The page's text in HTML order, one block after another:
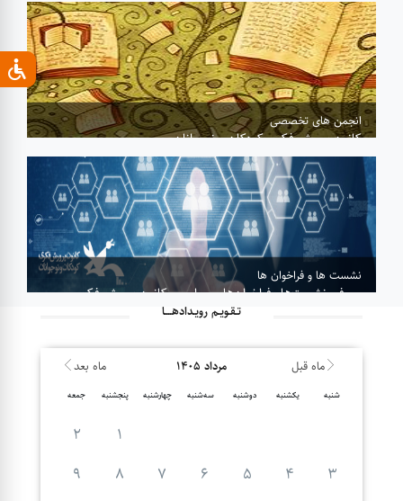
انجمن های تخصصی
کانون پرورش فکری کودکان و نوجوانان
بیشتر...
نشست ها و فراخوان ها
معرفی نشست‌هاو فراخوان‌های سراسری کانون پرورش فکری
تـقـویـم رویـدادهــــا
مرداد ۱۴۰۵ ماه بعد ماه قبل
شنبه یکشنبه دوشنبه سه‌شنبه چهارشنبه پنجشنبه جمعه
۱
۲
۳
۴ ۵ ۶ ۷ ۸
۹